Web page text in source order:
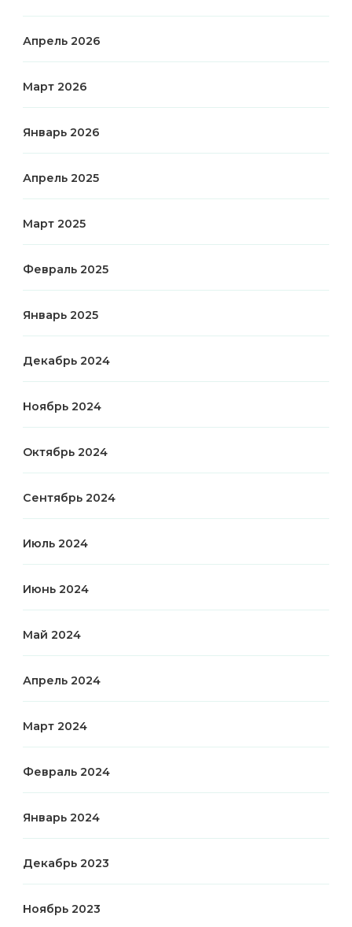
Апрель 2026
Март 2026
Январь 2026
Апрель 2025
Март 2025
Февраль 2025
Январь 2025
Декабрь 2024
Ноябрь 2024
Октябрь 2024
Сентябрь 2024
Июль 2024
Июнь 2024
Май 2024
Апрель 2024
Март 2024
Февраль 2024
Январь 2024
Декабрь 2023
Ноябрь 2023